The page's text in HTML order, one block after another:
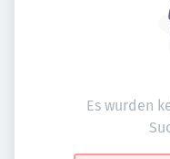
Es wurden